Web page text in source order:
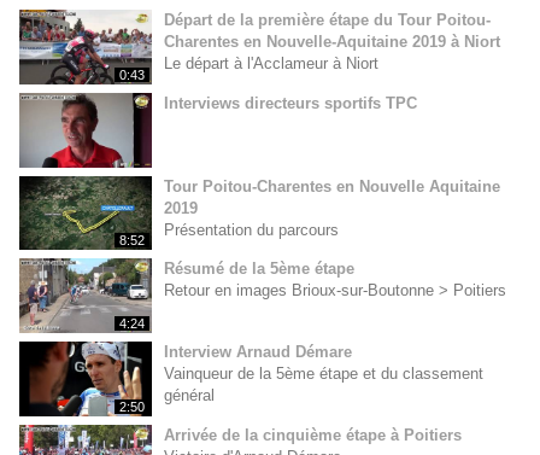
0:43
Départ de la première étape du Tour Poitou-
Charentes en Nouvelle-Aquitaine 2019 à Niort
Le départ à l'Acclameur à Niort
Interviews directeurs sportifs TPC
8:52
Tour Poitou-Charentes en Nouvelle Aquitaine
2019
Présentation du parcours
4:24
Résumé de la 5ème étape
Retour en images Brioux-sur-Boutonne > Poitiers
2:50
Interview Arnaud Démare
Vainqueur de la 5ème étape et du classement
général
Arrivée de la cinquième étape à Poitiers